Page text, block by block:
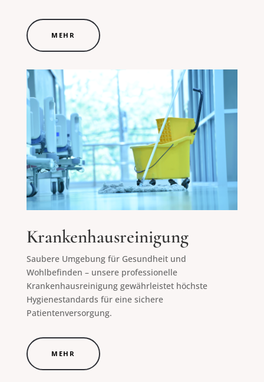
MEHR
Krankenhausreinigung
Saubere Umgebung für Gesundheit und
Wohlbefinden – unsere professionelle
Krankenhausreinigung gewährleistet höchste
Hygienestandards für eine sichere
Patientenversorgung.
MEHR